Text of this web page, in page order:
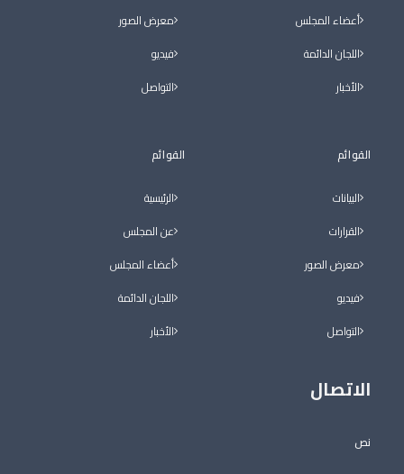
أعضاء المجلس
اللجان الدائمة
الأخبار
القوائم
البيانات
القرارات
معرض الصور
فيديو
التواصل
معرض الصور
فيديو
التواصل
القوائم
الرئيسية
عن المجلس
أعضاء المجلس
اللجان الدائمة
الأخبار
الاتصال
نص